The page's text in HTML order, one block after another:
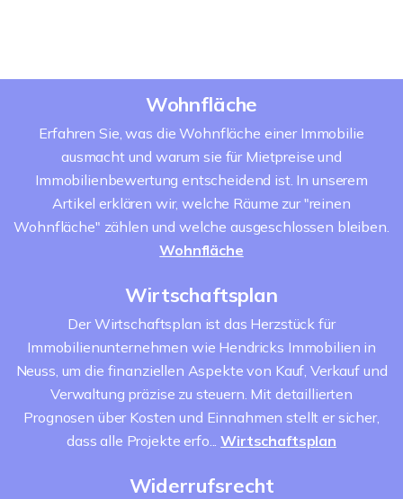
Wohnfläche
Erfahren Sie, was die Wohnfläche einer Immobilie
ausmacht und warum sie für Mietpreise und
Immobilienbewertung entscheidend ist. In unserem
Artikel erklären wir, welche Räume zur "reinen
Wohnfläche" zählen und welche ausgeschlossen bleiben.
Wohnfläche
Wirtschaftsplan
Der Wirtschaftsplan ist das Herzstück für
Immobilienunternehmen wie Hendricks Immobilien in
Neuss, um die finanziellen Aspekte von Kauf, Verkauf und
Verwaltung präzise zu steuern. Mit detaillierten
Prognosen über Kosten und Einnahmen stellt er sicher,
dass alle Projekte erfo...Wirtschaftsplan
Widerrufsrecht